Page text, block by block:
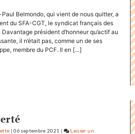
accapare
le
«
Factuel
Belmondo, qui vient de nous quitter, a
du SFA-CGT, le syndicat français des
président d’honneur qu’actif au
il n’était pas, comme un de ses
membre du PCF. Il en […]
|06 septembre 2021 |
Laisser un